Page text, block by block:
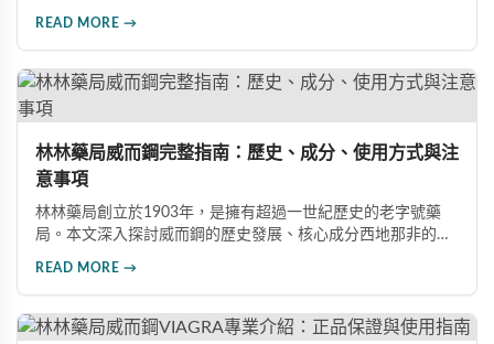
READ MORE →
林林藥局威而鋼完整指南：歷史、成分、使用方式與注
意事項
林林藥局創立於1903年，是擁有超過一世紀歷史的老字號藥
局。本文深入探討威而鋼的歷史發展、核心成分西地那非的作
READ MORE →